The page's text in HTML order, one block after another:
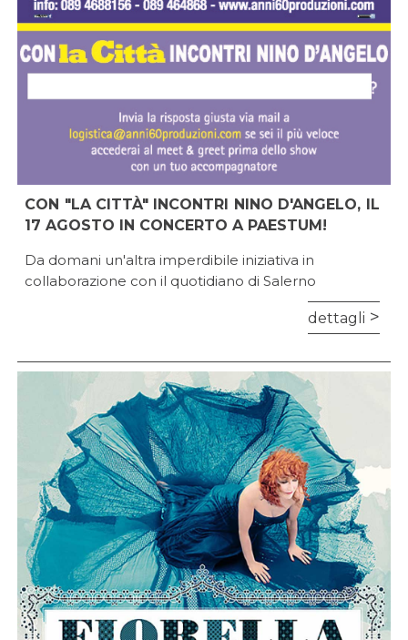
CON "LA CITTÀ" INCONTRI NINO D'ANGELO, IL
17 AGOSTO IN CONCERTO A PAESTUM!
Da domani un'altra imperdibile iniziativa in
collaborazione con il quotidiano di Salerno
dettagli